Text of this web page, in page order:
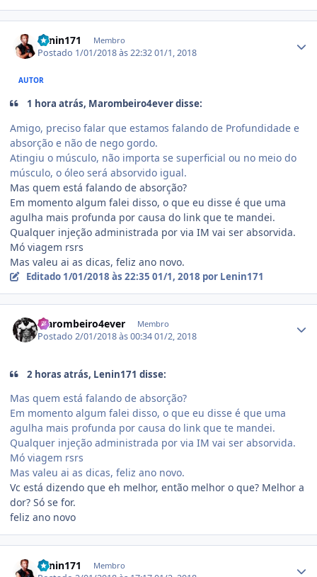
Lenin171 Membro
Postado 1/01/2018 às 22:3201/1, 2018
AUTOR
1 hora atrás, Marombeiro4ever disse:
Amigo, preciso falar que estamos falando de Profundidade e
absorção e não de nego gordo.
Atingiu o músculo, não importa se superficial ou no meio do
músculo, o óleo será absorvido igual.
Mas quem está falando de absorção?
Em momento algum falei disso, o que eu disse é que uma
agulha mais profunda por causa do link que te mandei.
Qualquer injeção administrada por via IM vai ser absorvida.
Mó viagem rsrs
Mas valeu ai as dicas, feliz ano novo.
Editado 1/01/2018 às 22:35 01/1, 2018 por Lenin171
Marombeiro4ever Membro
Postado2/01/2018 às 00:3401/2, 2018
2 horas atrás, Lenin171 disse:
Mas quem está falando de absorção?
Em momento algum falei disso, o que eu disse é que uma
agulha mais profunda por causa do link que te mandei.
Qualquer injeção administrada por via IM vai ser absorvida.
Mó viagem rsrs
Mas valeu ai as dicas, feliz ano novo.
Vc está dizendo que eh melhor, então melhor o que? Melhor a
dor? Só se for.
feliz ano novo
Lenin171 Membro